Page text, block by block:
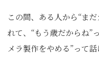
この間、ある人から“ま
れて、“もう歳だからね”
メラ製作をやめる”って